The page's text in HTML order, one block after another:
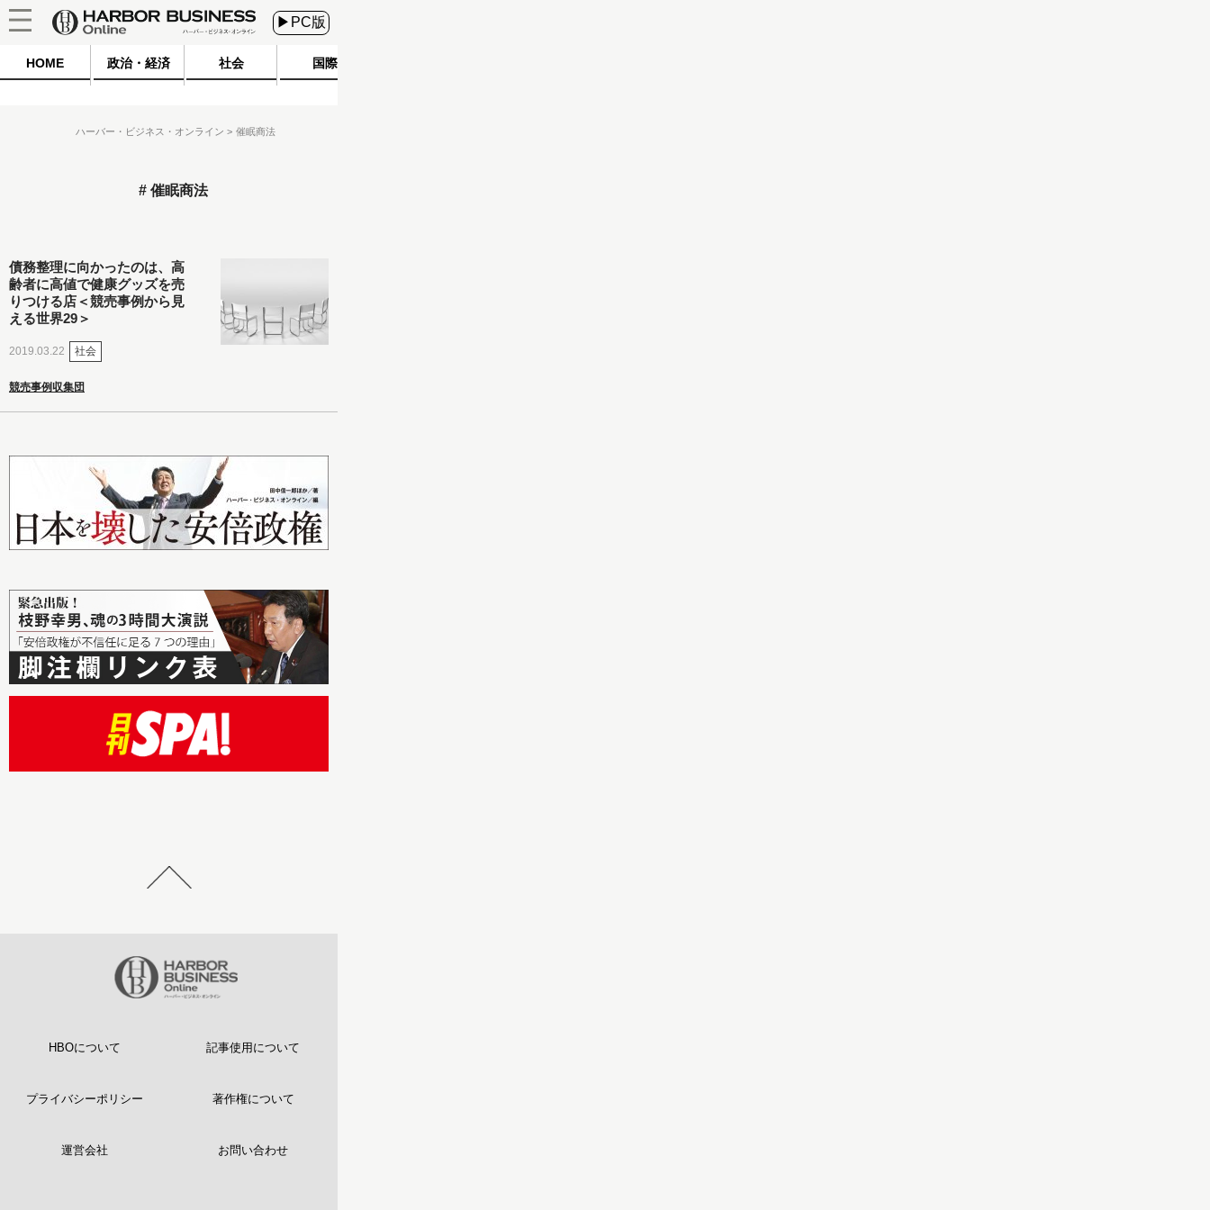
▶PC版
HOME 政治・経済 社会 国際
ハーバー・ビジネス・オンライン 催眠商法
催眠商法
債務整理に向かったのは、高
齢者に高値で健康グッズを売
りつける店＜競売事例から見
える世界29＞
2019.03.22 社会
競売事例収集団
HBOについて 記事使用について
プライバシーポリシー 著作権について
運営会社 お問い合わせ